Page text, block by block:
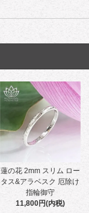
蓮の花 2mm スリム ロー
タス&アラベスク 厄除け
指輪御守
11,800円(内税)